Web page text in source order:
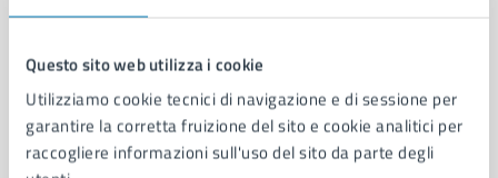
Questo sito web utilizza i cookie
Utilizziamo cookie tecnici di navigazione e di sessione per
garantire la corretta fruizione del sito e cookie analitici per
raccogliere informazioni sull'uso del sito da parte degli
Organi di governo
Municipalità
Uffici
Enti e fondazioni
Politici